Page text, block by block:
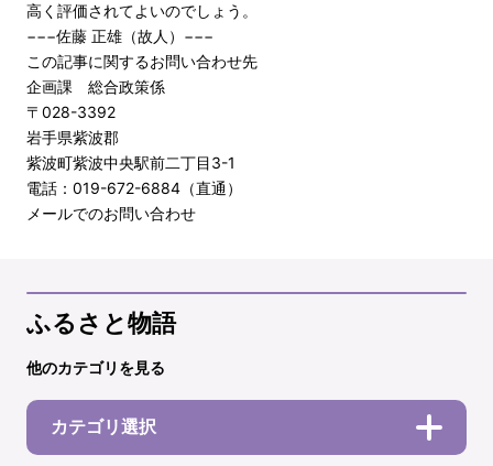
高く評価されてよいのでしょう。
−−−佐藤 正雄（故人）−−−
この記事に関するお問い合わせ先
企画課 総合政策係
〒028-3392
岩手県紫波郡
紫波町紫波中央駅前二丁目3-1
電話：019-672-6884（直通）
メールでのお問い合わせ
ふるさと物語
他のカテゴリを見る
カテゴリ選択